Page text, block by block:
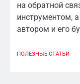
на обратной
инструментом,
автором и его
ПОЛЕЗНЫЕ СТАТЬИ